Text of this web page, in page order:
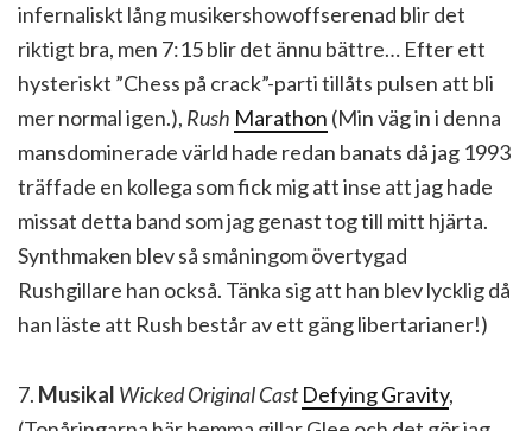
infernaliskt lång musikershowoffserenad blir det
riktigt bra, men 7:15 blir det ännu bättre… Efter ett
hysteriskt ”Chess på crack”-parti tillåts pulsen att bli
mer normal igen.), Rush Marathon (Min väg in i denna
mansdominerade värld hade redan banats då jag 1993
träffade en kollega som fick mig att inse att jag hade
missat detta band som jag genast tog till mitt hjärta.
Synthmaken blev så småningom övertygad
Rushgillare han också. Tänka sig att han blev lycklig då
han läste att Rush består av ett gäng libertarianer!)
7. Musikal Wicked Original Cast Defying Gravity,